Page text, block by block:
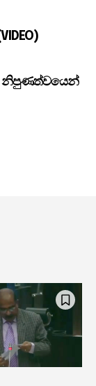
නිපුණත්වයෙන්